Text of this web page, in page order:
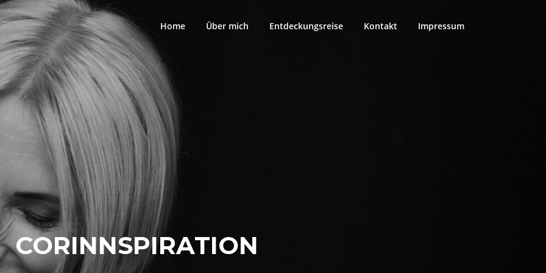
Home Über mich Entdeckungsreise Kontakt Impressum
CORINNSPIRATION